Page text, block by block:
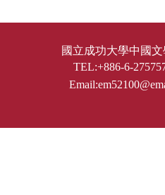
國立成功大學中
TEL:+886-6-